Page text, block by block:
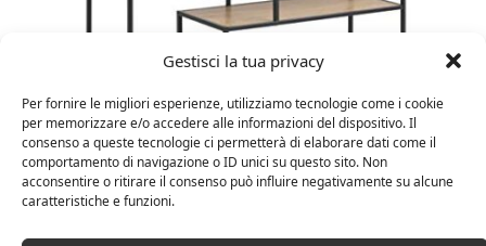
Gestisci la tua privacy
Per fornire le migliori esperienze, utilizziamo tecnologie come i cookie
per memorizzare e/o accedere alle informazioni del dispositivo. Il
consenso a queste tecnologie ci permetterà di elaborare dati come il
comportamento di navigazione o ID unici su questo sito. Non
acconsentire o ritirare il consenso può influire negativamente su alcune
caratteristiche e funzioni.
(Lu x La x A), effetto quercia(In precedenza